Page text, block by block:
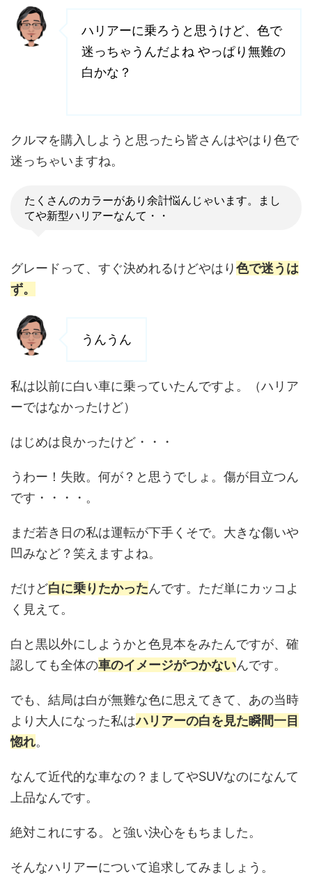
ハリアーに乗ろうと思うけど、色で
迷っちゃうんだよね やっぱり無難の
白かな？
クルマを購入しようと思ったら皆さんはやはり色で
迷っちゃいますね。
たくさんのカラーがあり余計悩んじゃいます。まし
てや新型ハリアーなんて・・
グレードって、すぐ決めれるけどやはり色で迷うは
ず。
うんうん
私は以前に白い車に乗っていたんですよ。（ハリア
ーではなかったけど）
はじめは良かったけど・・・
うわー！失敗。何が？と思うでしょ。傷が目立つん
です・・・・。
まだ若き日の私は運転が下手くそで。大きな傷いや
凹みなど？笑えますよね。
だけど白に乗りたかったんです。ただ単にカッコよ
く見えて。
白と黒以外にしようかと色見本をみたんですが、確
認しても全体の車のイメージがつかないんです。
でも、結局は白が無難な色に思えてきて、あの当時
より大人になった私はハリアーの白を見た瞬間一目
惚れ。
なんて近代的な車なの？ましてやSUVなのになんて
上品なんです。
絶対これにする。と強い決心をもちました。
そんなハリアーについて追求してみましょう。